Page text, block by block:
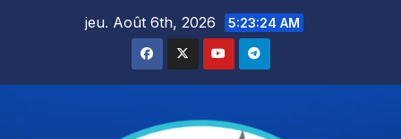
jeu. Août 6th, 2026 5:23:25 AM